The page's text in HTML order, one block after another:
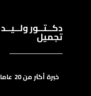
دكــتــور
تجميل
خبرة أكثر من 20 عاما بجراحات التجميل ونحت القوام